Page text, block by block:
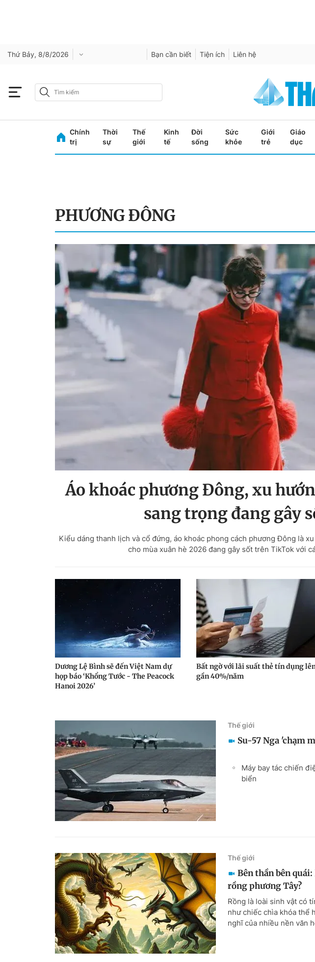
Thứ Bảy, 8/8/2026 Bạn cần biết Tiện ích Liên hệ
Chính
trị
Thời
sự
Thế
giới
Kinh
tế
Đời
sống
Sức
khỏe
Giới
trẻ
Giáo
dục
PHƯƠNG ĐÔNG
Áo khoác phương Đông, xu
sang trọng đang gây
Kiểu dáng thanh lịch và cổ đứng, áo khoác phong cách phương Đông là
cho mùa xuân hè 2026 đang gây sốt trên TikTok với
Dương Lệ Bình sẽ đến Việt Nam dự
họp báo ‘Khổng Tước - The Peacock
Hanoi 2026’
Bất ngờ với lãi suất thẻ tín dụng
gần 40%/năm
Thế giới
Su-57 Nga 'chạm
Máy bay tác chiến
biển
Thế giới
Bên thần bên
rồng phương Tây?
Rồng là loài sinh vật có
như chiếc chìa khóa thể
nghĩ của nhiều nền văn